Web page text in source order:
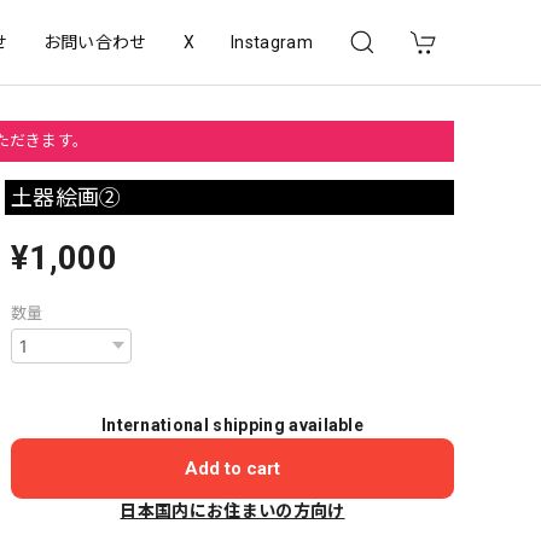
お問い合わせ X Instagram
きます。
土器絵画②
¥1,000
数量
International shipping available
Add to cart
日本国内にお住まいの方向け